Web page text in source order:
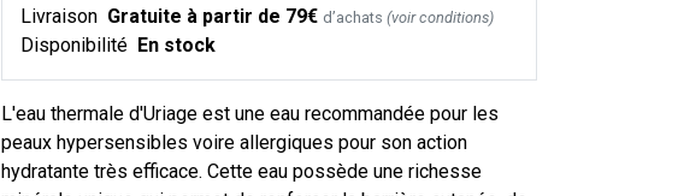
Livraison Gratuite à partir de 79€ d’achats (voir conditions)
Disponibilité En stock
L'eau thermale d'Uriage est une eau recommandée pour les
peaux hypersensibles voire allergiques pour son action
hydratante très efficace. Cette eau possède une richesse